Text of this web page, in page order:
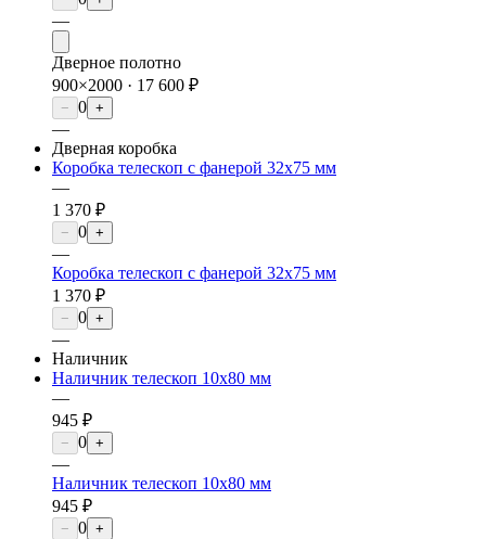
—
Дверное полотно
900×2000 · 17 600 ₽
− 0 +
—
Дверная коробка
Коробка телескоп с фанерой 32х75 мм
—
1 370 ₽
− 0 +
—
Коробка телескоп с фанерой 32х75 мм
1 370 ₽
− 0 +
—
Наличник
Наличник телескоп 10х80 мм
—
945 ₽
− 0 +
—
Наличник телескоп 10х80 мм
945 ₽
− 0 +